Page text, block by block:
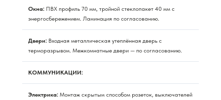
Окна: ПВХ профиль 70 мм, тройной стеклопакет 40 мм с
энергосбережением. Ламинация по согласованию.
Двери: Входная металлическая утеплённая дверь с
терморазрывом. Межкомнатные двери — по согласованию.
КОММУНИКАЦИИ:
Электрика: Монтаж скрытым способом розеток, выключателей